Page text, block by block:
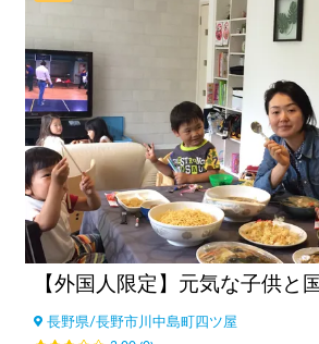
【外国人限定】元気な子供と
長野県/長野市川中島町四ツ屋